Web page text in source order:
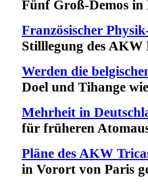
Fünf Groß-Demos in
Französischer
Stilllegung des AKW
Werden die
Doel und Tihange
Mehrheit in
für früheren
Pläne des AKW
in Vorort von Paris